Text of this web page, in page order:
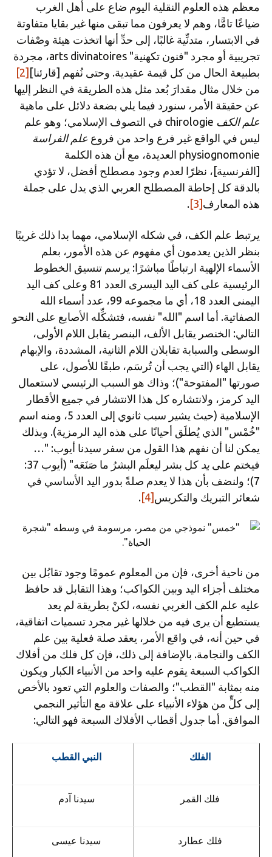
معظم هذه العلوم النقلية اليوم ضاع على أهل الغرب
ضياعًا تامًّا، وهم لا يعرفون مما تبقى منها غير بقايا متفاوتة
في الابتسار، متدنِّية غالبًا، إلى حدِّ أنها اتخذت هيئة وصْفات
تجريبية أو مجرد "فنون تكهنية" arts divinatoires، مجردة
بطبيعة الحال من كل قيمة عقيدية. وحتى نُفهم [قارئنا] [2]
من خلال مثال مقدارَ بُعد مثل هذه الطريقة في النظر إليها
عن حقيقة الأمر، سنورد فيما يلي بضعة دلائل على ماهية
علم الكف
chirologie في التصوف الإسلامي؛ وهو علم
ليس في الواقع غير فرع واحد من فروع علم الفراسة
physiognomonie العديدة، مع أن هذه الكلمة
[الفرنسية]، نظرًا لعدم وجود مصطلح أفضل، لا تؤدي
بالدقة كل إحاطة المصطلح العربي الذي يدل على جملة
هذه المعارف [3]
.
يرتبط علم الكف، في شكله الإسلامي، مهما بدا ذلك غريبًا
بنظر الذين يعدمون أي مفهوم عن هذه الأمور، بعلم
الأسماء الإلهية ارتباطًا مباشرًا: يرسم تنسيق الخطوط
الرئيسية على كف اليد اليسرى العدد 81 وعلى كف اليد
اليمنى العدد 18، أي ما مجموعه 99، عدد أسماء الله
الصفاتية. أما اسم "الله" نفسه، فتشكِّله الأصابع على النحو
التالي: الخنصر يقابل الألف، البنصر يقابل اللام الأولى،
الوسطى والسبابة تقابلان اللام الثانية، المشددة، والإبهام
يقابل الهاء (التي يجب أن تُرسَم، طبقًا للأصول، على
صورتها "المفتوحة")؛ وذاك هو السبب الرئيسي لاستعمال
اليد كرمز، ولانتشاره كل هذا الانتشار في جميع الأقطار
الإسلامية (حيث يشير سبب ثانوي إلى العدد 5، ومنه اسم
"خُمْس" الذي يُطلَق أحيانًا على هذه اليد الرمزية). وبذلك
يمكن لنا أن نفهم هذا القول من سفر سيدنا أيوب: "…
فيختم على يد
كل بشر ليعلَم البشرُ ما صَنَعَه" (أيوب 37:
7)؛ ولنضف بأن هذا لا يعدم صلةً بدور اليد الأساسي في
شعائر التبريك والتكريس [4]
.
من ناحية أخرى، فإن من المعلوم عمومًا وجود تقابُل بين
مختلف أجزاء اليد وبين الكواكب؛ وهذا التقابل قد حافظ
عليه علم الكف الغربي نفسه، لكنْ بطريقة لم يعد
يستطيع أن يرى فيه من خلالها غير مجرد تسميات اتفاقية،
في حين أنه، في واقع الأمر، يعقد صلة فعلية بين علم
الكف والنجامة. بالإضافة إلى ذلك، فإن كل فلك من أفلاك
الكواكب السبعة يقوم عليه واحد من الأنبياء الكبار ويكون
منه بمثابة "القطب"؛ والصفات والعلوم التي تعود بالأخص
إلى كلٍّ من هؤلاء الأنبياء على علاقة مع التأثير النجمي
الموافق. أما جدول أقطاب الأفلاك السبعة فهو التالي:
الفلك النبي القطب
فلك القمر سيدنا آدم
فلك عطارد سيدنا عيسى